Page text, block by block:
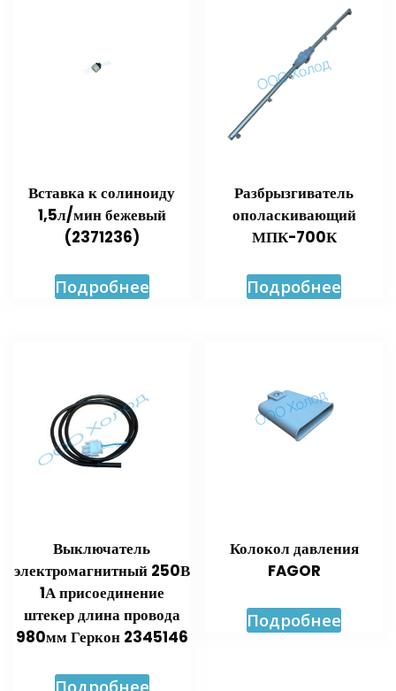
Вставка к солиноиду
1,5л/мин бежевый
(2371236)
Подробнее
Разбрызгиватель
ополаскивающий
МПК-700К
Подробнее
Выключатель
электромагнитный 250В
1А присоединение
штекер длина провода
980мм Геркон 2345146
Подробнее
Колокол давления
FAGOR
Подробнее